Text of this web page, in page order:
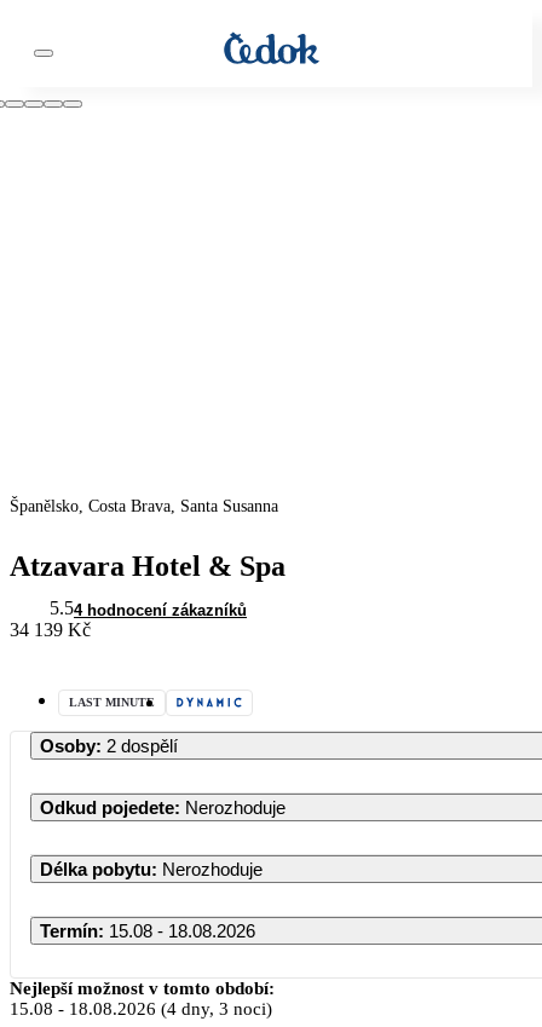
Španělsko, Costa Brava, Santa Susanna
Atzavara Hotel & Spa
5.54 hodnocení zákazníků
34 139 Kč
LAST MINUTE
Osoby: 2 dospělí
Odkud pojedete: Nerozhoduje
Délka pobytu: Nerozhoduje
Termín: 15.08 - 18.08.2026
Srpen 2026
Nejlepší možnost v tomto období:
15.08 - 18.08.2026 (4 dny, 3 noci)